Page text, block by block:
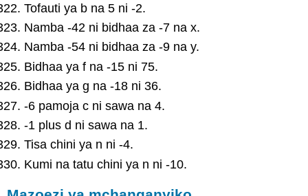
Tofauti ya b na 5 ni -2.
Namba -42 ni bidhaa za -7 na x.
Namba -54 ni bidhaa za -9 na y.
Bidhaa ya f na -15 ni 75.
Bidhaa ya g na -18 ni 36.
-6 pamoja c ni sawa na 4.
-1 plus d ni sawa na 1.
Tisa chini ya n ni -4.
Kumi na tatu chini ya n ni -10.